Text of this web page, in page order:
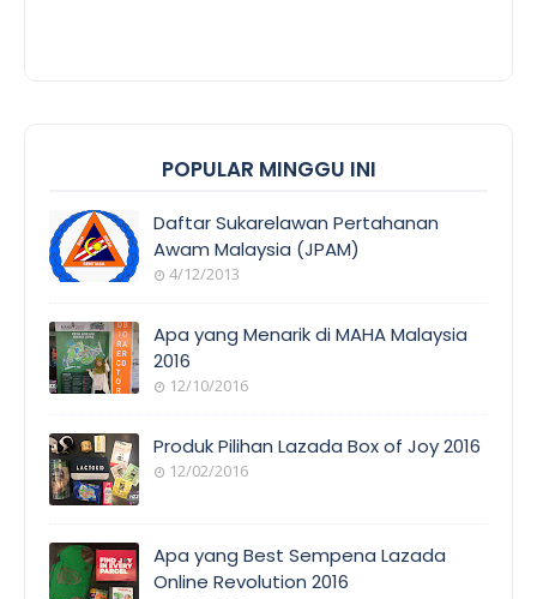
POPULAR MINGGU INI
Daftar Sukarelawan Pertahanan
Awam Malaysia (JPAM)
4/12/2013
Apa yang Menarik di MAHA Malaysia
2016
12/10/2016
Produk Pilihan Lazada Box of Joy 2016
12/02/2016
Apa yang Best Sempena Lazada
Online Revolution 2016